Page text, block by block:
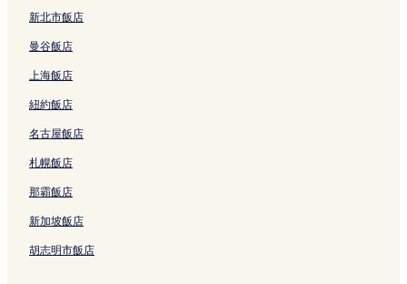
新北市飯店
曼谷飯店
上海飯店
紐約飯店
名古屋飯店
札幌飯店
那霸飯店
新加坡飯店
胡志明市飯店